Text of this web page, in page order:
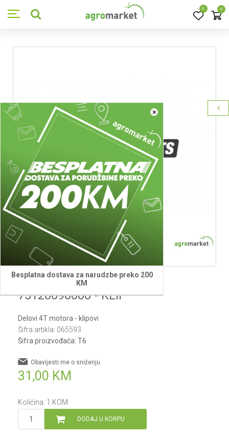
0 0
×
Besplatna dostava za narudzbe preko 200
KM
Villager
75120090000 - KLIP
Delovi 4T motora - klipovi
Šifra artikla: 065593
Šifra proizvođača: T6
31,00 KM
Obavijesti me o sniženju
Količina: 1 KOM
DODAJ U KORPU